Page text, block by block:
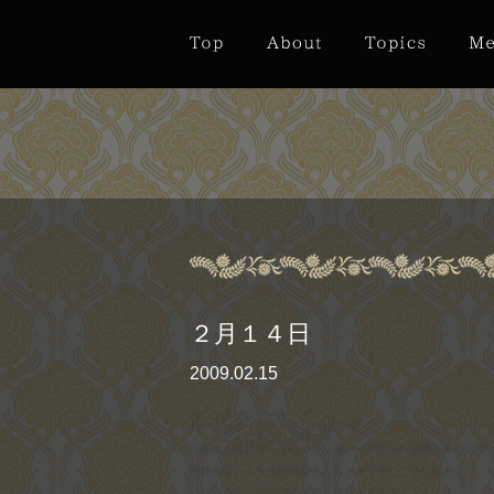
２月１４日
2009.02.15
バレンタインデーキッス～♪
のバレンタインデーでしたね♡￫ܫ￩♡
・・・こんにちは、川崎です。
今年は土曜日だったのでラッキーっと思った女性も多いので
男性の皆さんも女性の皆さんもドキドキしてましたか？